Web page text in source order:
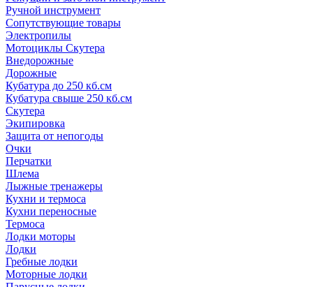
Ручной инструмент
Сопутствующие товары
Электропилы
Мотоциклы Скутера
Внедорожные
Дорожные
Кубатура до 250 кб.см
Кубатура свыше 250 кб.см
Скутера
Экипировка
Защита от непогоды
Очки
Перчатки
Шлема
Лыжные тренажеры
Кухни и термоса
Кухни переносные
Термоса
Лодки моторы
Лодки
Гребные лодки
Моторные лодки